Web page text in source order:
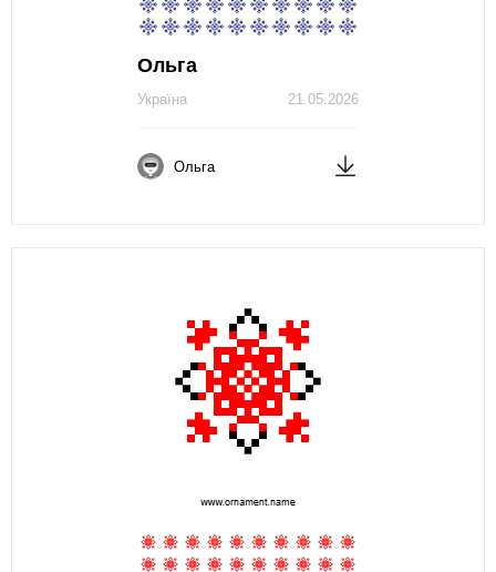
Ольга
21.05.2026
Україна
Ольга